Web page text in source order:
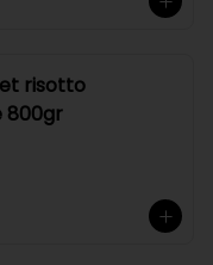
risotto
800gr